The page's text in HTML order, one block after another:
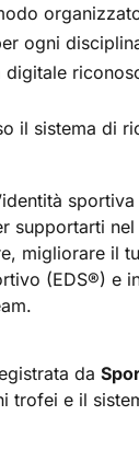
ogni
il sistema di
supportarti
migliorare il
(EDS®) e
da
trofei e il